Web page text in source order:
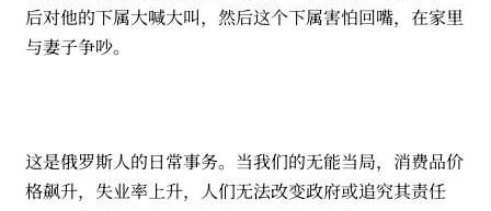
后对他的下属大喊大叫，然后这个下属害怕回嘴，在家里
与妻子争吵。
这是俄罗斯人的日常事务。当我们的无能当局，消费品价
格飙升，失业率上升，人们无法改变政府或追究其责任